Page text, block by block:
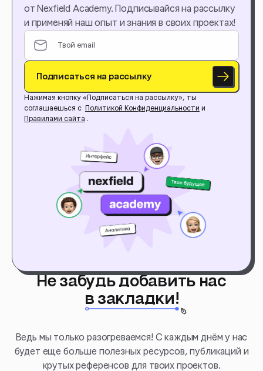
от Nexfield Academy. Подписывайся на рассылку
и применяй наш опыт и знания в своих проектах!
Подписаться на рассылку
Нажимая кнопку «Подписаться на рассылку», ты
соглашаешься с
Политикой Конфиденциальности и
Правилами сайта .
Не забудь добавить нас
в закладки!
Ведь мы только разогреваемся! С каждым днём у нас
будет еще больше полезных ресурсов, публикаций и
крутых референсов для твоих проектов.